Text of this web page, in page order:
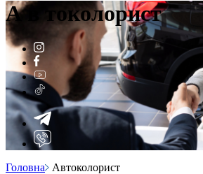
Ав токолорист
Головна Автоколорист